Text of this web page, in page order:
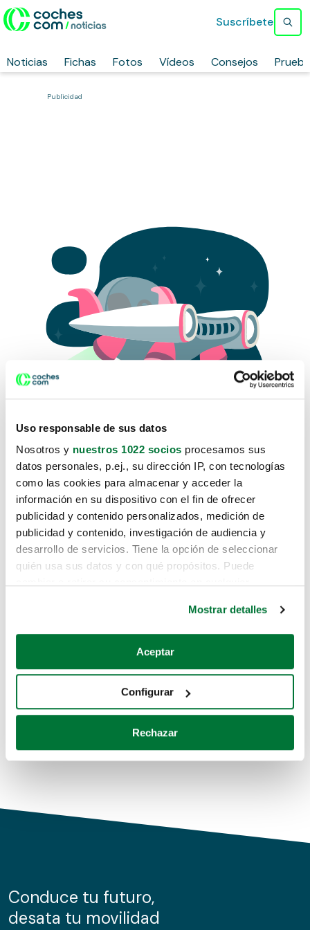
Uso responsable de sus datos
Nosotros y nuestros 1022 socios procesamos sus
datos personales, p.ej., su dirección IP, con tecnologías
como las cookies para almacenar y acceder la
información en su dispositivo con el fin de ofrecer
publicidad y contenido personalizados, medición de
publicidad y contenido, investigación de audiencia y
desarrollo de servicios. Tiene la opción de seleccionar
quién usa sus datos y con qué propósitos. Puede
Si lo permite, también quisiéramos:
Recopilar información sobre su ubicación geográfica
Identificar su dispositivo analizándolo activamente
para buscar características específicas (huellas
Obtenga más información sobre cómo se procesan sus
de cookies.
información sobre el uso que haga del sitio web con
nuestros partners de redes sociales, publicidad y análisis
Mostrar detalles
Aceptar
Configurar
Rechazar
Noticias Fichas Fotos Vídeos Consejos
Suscríbete
Publicidad
Lo sentimos, no sabemos como
te hemos traido hasta aquí.
Pero puedes encontrar el coche que estás
buscando en alguno de estos enlaces:
Coches de segunda mano
Coches de km0
Conduce tu futuro,
desata tu movilidad